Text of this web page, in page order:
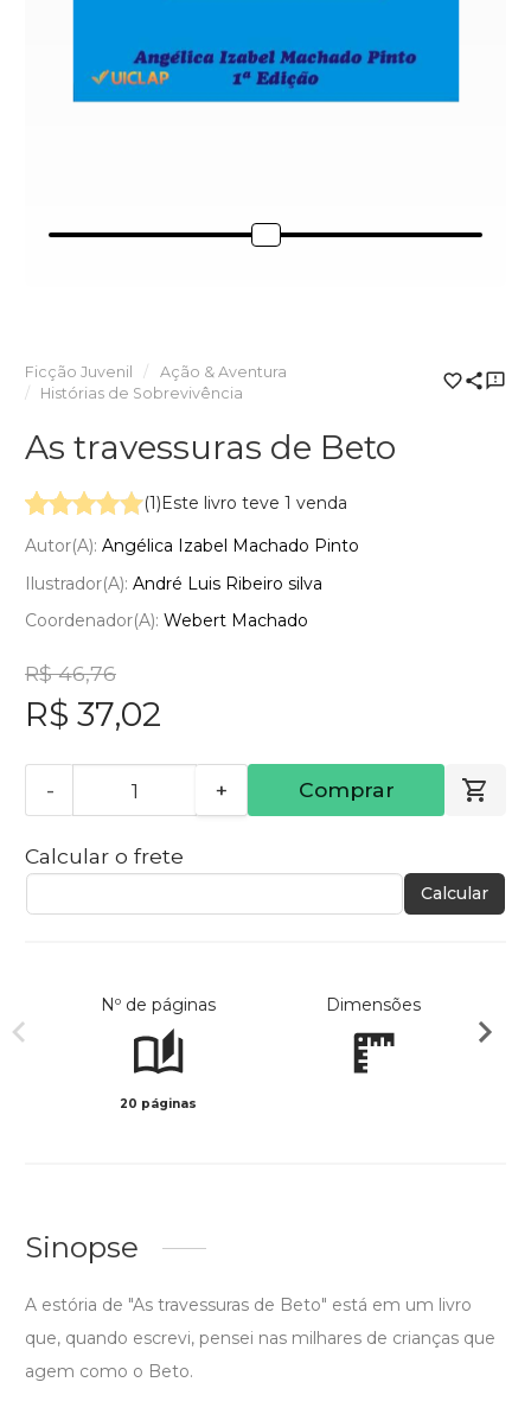
Ficção Juvenil
Ação & Aventura
Histórias de Sobrevivência
As travessuras de Beto
(1)Este livro teve 1 venda
Autor(a): Angélica Izabel Machado Pinto
Ilustrador(a): André Luis Ribeiro silva
Coordenador(a): Webert Machado
R$ 46,76
R$ 37,02
- + Comprar
Calcular o frete
Calcular
Nº de páginas
20 páginas
Dimensões
Sinopse
A estória de "As travessuras de Beto" está em um livro
que, quando escrevi, pensei nas milhares de crianças que
agem como o Beto.